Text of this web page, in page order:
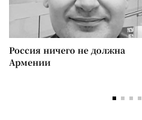
Россия ничего не должна
Армении